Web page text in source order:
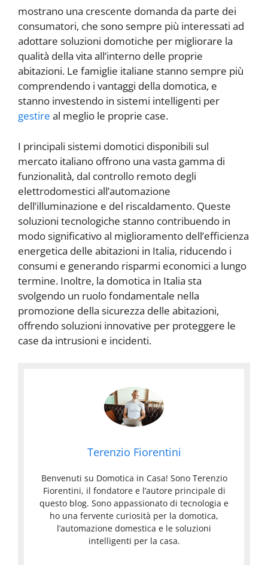
mostrano una crescente domanda da parte dei
consumatori, che sono sempre più interessati ad
adottare soluzioni domotiche per migliorare la
qualità della vita all’interno delle proprie
abitazioni. Le famiglie italiane stanno sempre più
comprendendo i vantaggi della domotica, e
stanno investendo in sistemi intelligenti per
gestire al meglio le proprie case.
I principali sistemi domotici disponibili sul
mercato italiano offrono una vasta gamma di
funzionalità, dal controllo remoto degli
elettrodomestici all’automazione
dell’illuminazione e del riscaldamento. Queste
soluzioni tecnologiche stanno contribuendo in
modo significativo al miglioramento dell’efficienza
energetica delle abitazioni in Italia, riducendo i
consumi e generando risparmi economici a lungo
termine. Inoltre, la domotica in Italia sta
svolgendo un ruolo fondamentale nella
promozione della sicurezza delle abitazioni,
offrendo soluzioni innovative per proteggere le
case da intrusioni e incidenti.
Terenzio Fiorentini
Benvenuti su Domotica in Casa! Sono Terenzio
Fiorentini, il fondatore e l’autore principale di
questo blog. Sono appassionato di tecnologia e
ho una fervente curiosità per la domotica,
l’automazione domestica e le soluzioni
intelligenti per la casa.